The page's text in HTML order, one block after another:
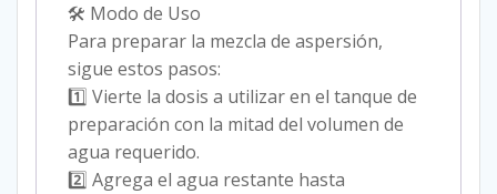
🛠 Modo de Uso
Para preparar la mezcla de aspersión,
sigue estos pasos:
1️⃣ Vierte la dosis a utilizar en el tanque de
preparación con la mitad del volumen de
agua requerido.
2️⃣ Agrega el agua restante hasta